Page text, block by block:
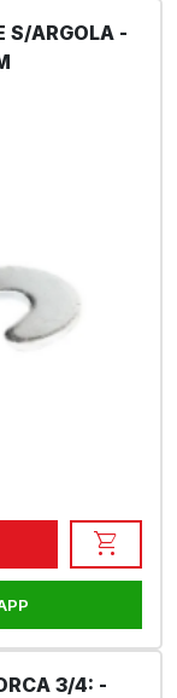
S/ARGOLA -
shopping_cart
3/4: -